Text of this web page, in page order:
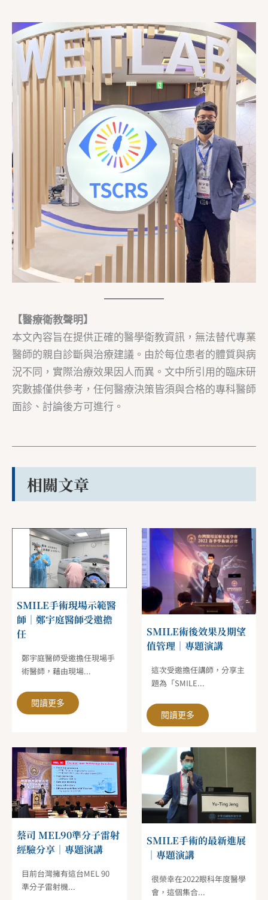
【醫療衛教聲明】
本文內容旨在提供正確的醫學衛教資訊，無法替代專業
醫師的親自診斷與治療建議。由於每位患者的體質與病
況不同，實際治療效果因人而異。文中所引用的臨床研
究數據僅供參考，任何醫療決策皆須與合格的專科醫師
面診、討論後方可進行。
相關文章
SMILE手術現場示範醫
師｜鄭宇庭醫師受邀擔
任
鄭宇庭醫師受邀擔任現場手
術醫師，藉由現場...
閱讀更多
SMILE術後效果及期望
值管理｜專題演講
這次受邀擔任講師，分享主
題為「SMILE...
閱讀更多
蔡司 MEL90準分子雷射
經驗分享｜專題演講
目前台灣擁有這台MEL 90
準分子雷射機...
SMILE手術的最新進展
｜專題演講
很榮幸在2022眼科年度醫學
會，這個集合...